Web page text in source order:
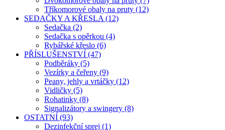
Tříkomorové obaly na pruty (12)
SEDAČKY A KŘESLA (12)
Sedačka (2)
Sedačka s opěrkou (4)
Rybářské křeslo (6)
PŘÍSLUŠENSTVÍ (47)
Podběráky (5)
Vezírky a čeřeny (9)
Peany, jehly a vrtáčky (12)
Vidličky (5)
Rohatinky (8)
Signalizátory a swingery (8)
OSTATNÍ (93)
Dezinfekční sprej (1)